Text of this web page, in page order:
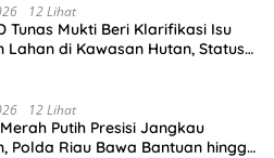
12 Lihat
Tunas Mukti Beri Klarifikasi Isu
Lahan di Kawasan Hutan, Status
12 Lihat
Putih Presisi Jangkau
Polda Riau Bawa Bantuan hingga